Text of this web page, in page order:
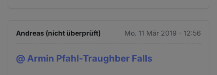
Andreas (nicht überprüft) Mo. 11 Mär 2019 - 12:56
@ Armin Pfahl-Traughber Falls